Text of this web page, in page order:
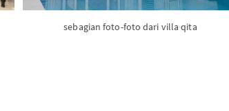
sebagian foto-foto dari villa qita